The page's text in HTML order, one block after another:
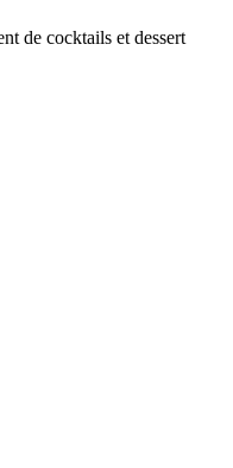
de cocktails et dessert